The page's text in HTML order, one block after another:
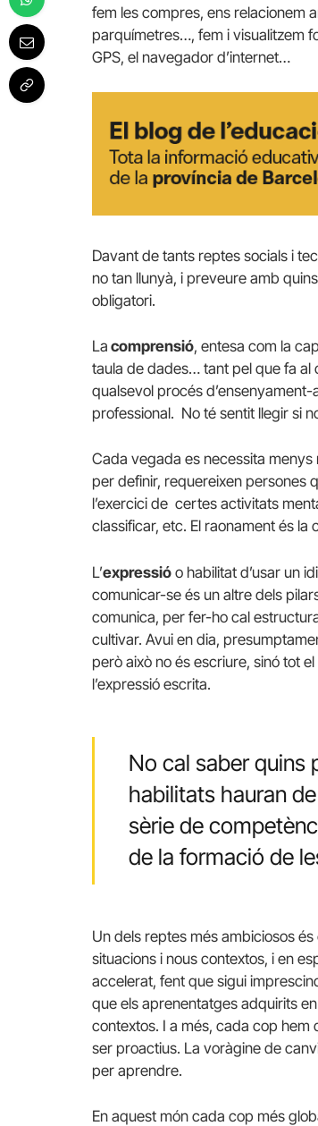
fem les compres, ens relacionem
parquímetres…, fem i visualitzem
GPS, el navegador d’internet…
Davant de tants reptes socials i
no tan llunyà, i preveure amb
obligatori.
La comprensió, entesa com la
taula de dades… tant pel que fa al
qualsevol procés
professional. No té sentit llegir si
Cada vegada es necessita menys
per definir, requereixen persones
l’exercici de certes activitats
classificar, etc. El raonament és la
L’expressió o habilitat d’usar un
comunicar-se és un altre dels
comunica, per fer-ho cal
cultivar. Avui en dia,
però això no és escriure, sinó tot
l’expressió escrita.
No cal saber quins
habilitats hauran
sèrie de
de la formació de
Un dels reptes més ambiciosos és
situacions i nous contextos, i en
accelerat, fent que sigui
que els aprenentatges adquirits
contextos. I a més, cada cop hem
ser proactius. La voràgine de
per aprendre.
En aquest món cada cop més